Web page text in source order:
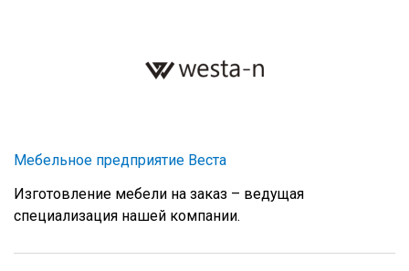
Мебельное предприятие Веста
Изготовление мебели на заказ – ведущая
специализация нашей компании.